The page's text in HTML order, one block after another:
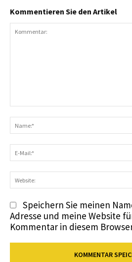
Kommentieren Sie den Artikel
Speichern Sie meinen
Adresse und meine Website
Kommentar in diesem